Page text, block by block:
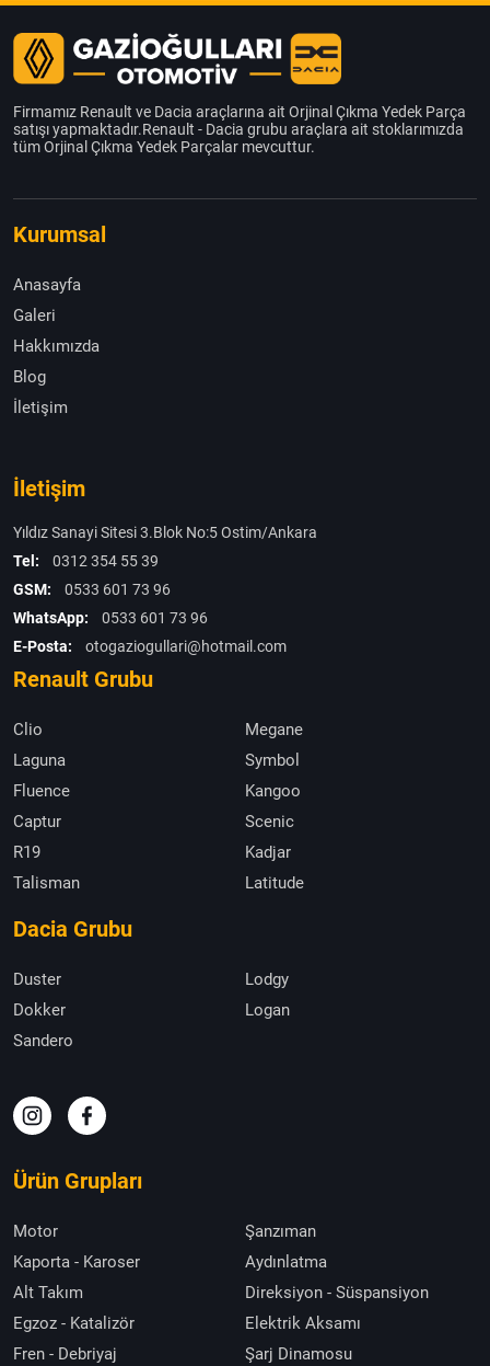
Firmamız Renault ve Dacia araçlarına ait Orjinal Çıkma Yedek Parça
satışı yapmaktadır.Renault - Dacia grubu araçlara ait stoklarımızda
tüm Orjinal Çıkma Yedek Parçalar mevcuttur.
Kurumsal
Anasayfa
Galeri
Hakkımızda
Blog
İletişim
İletişim
Yıldız Sanayi Sitesi 3.Blok No:5 Ostim/Ankara
Tel:
0312 354 55 39
GSM:
0533 601 73 96
WhatsApp:
0533 601 73 96
E-Posta:
otogaziogullari@hotmail.com
Renault Grubu
Clio
Megane
Laguna
Symbol
Fluence
Kangoo
Captur
Scenic
R19
Kadjar
Talisman
Latitude
Dacia Grubu
Duster
Lodgy
Dokker
Logan
Sandero
Ürün Grupları
Motor
Şanzıman
Kaporta - Karoser
Aydınlatma
Alt Takım
Direksiyon - Süspansiyon
Egzoz - Katalizör
Elektrik Aksamı
Fren - Debriyaj
Şarj Dinamosu